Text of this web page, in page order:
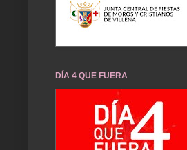
DÍA 4 QUE FUERA